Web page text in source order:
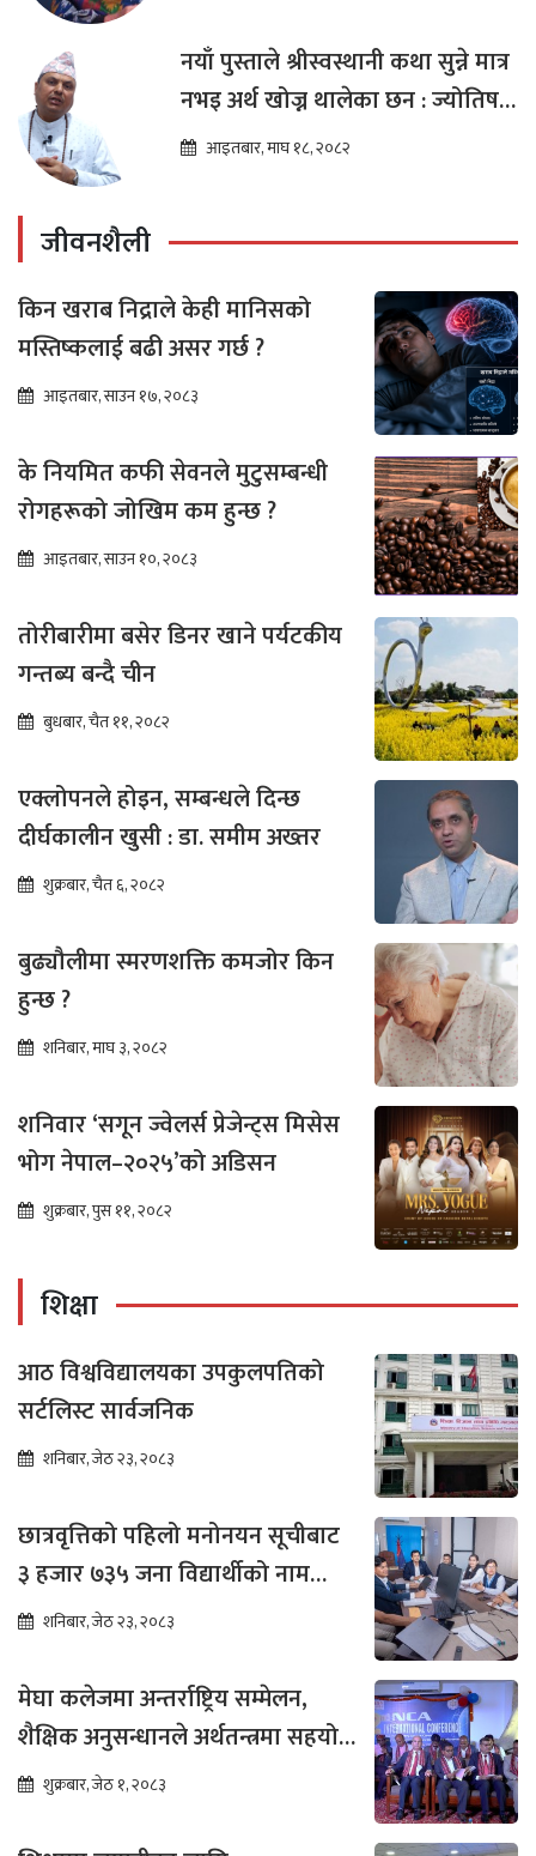
नयाँ पुस्ताले श्रीस्वस्थानी कथा सुन्ने मात्र
नभइ अर्थ खोज्न थालेका छन : ज्योतिष
तारा लोचन न्यौपाने
आइतबार, माघ १८, २०८२
जीवनशैली
किन खराब निद्राले केही मानिसको
मस्तिष्कलाई बढी असर गर्छ ?
आइतबार, साउन १७, २०८३
के नियमित कफी सेवनले मुटुसम्बन्धी
रोगहरूको जोखिम कम हुन्छ ?
आइतबार, साउन १०, २०८३
तोरीबारीमा बसेर डिनर खाने पर्यटकीय
गन्तब्य बन्दै चीन
बुधबार, चैत ११, २०८२
एक्लोपनले होइन, सम्बन्धले दिन्छ
दीर्घकालीन खुसी : डा. समीम अख्तर
शुक्रबार, चैत ६, २०८२
बुढ्यौलीमा स्मरणशक्ति कमजोर किन
हुन्छ ?
शनिबार, माघ ३, २०८२
शनिवार ‘सगून ज्वेलर्स प्रेजेन्ट्स मिसेस
भोग नेपाल–२०२५’को अडिसन
शुक्रबार, पुस ११, २०८२
शिक्षा
आठ विश्वविद्यालयका उपकुलपतिको
सर्टलिस्ट सार्वजनिक
शनिबार, जेठ २३, २०८३
छात्रवृत्तिको पहिलो मनोनयन सूचीबाट
३ हजार ७३५ जना विद्यार्थीको नाम
भर्नाका लागि सिफारिस
शनिबार, जेठ २३, २०८३
मेघा कलेजमा अन्तर्राष्ट्रिय सम्मेलन,
शैक्षिक अनुसन्धानले अर्थतन्त्रमा सहयोग
पुग्ने विश्वास
शुक्रबार, जेठ १, २०८३